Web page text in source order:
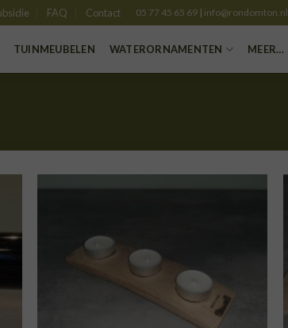
FAQ Contact 05 77 45 65 69 | info@rondomton.nl
TUINMEUBELEN WATERORNAMENTEN MEER…